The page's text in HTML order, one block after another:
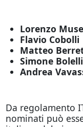
Lorenzo
Flavio Cobolli
Matteo
Simone Bolelli
Andrea
Da regolamento
nominati può